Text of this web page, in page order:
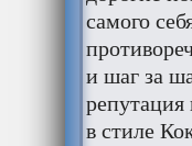
самого
и шаг за
репутация
в стиле